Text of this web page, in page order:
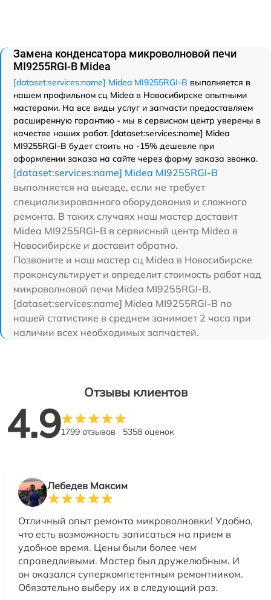
Замена конденсатора микроволновой печи
MI9255RGI-B Midea
[dataset:services:name] Midea MI9255RGI-B выполняется в
нашем профильном сц Midea в Новосибирске опытными
мастерами. На все виды услуг и запчасти предоставляем
расширенную гарантию - мы в сервисном центр уверены в
качестве наших работ. [dataset:services:name] Midea
MI9255RGI-B будет стоить на -15% дешевле при
оформлении заказа на сайте через форму заказа звонка.
[dataset:services:name] Midea MI9255RGI-B
выполняется на выезде, если не требует
специализированного оборудования и сложного
ремонта. В таких случаях наш мастер доставит
Midea MI9255RGI-B в сервисный центр Midea в
Новосибирске и доставит обратно.
Позвоните и наш мастер сц Midea в Новосибирске
проконсультирует и определит стоимость работ над
микроволновой печи Midea MI9255RGI-B.
[dataset:services:name] Midea MI9255RGI-B по
нашей статистике в среднем занимает 2 часа при
наличии всех необходимых запчастей.
Отзывы клиентов
4.91799 отзывов 5358 оценок
Лебедев Максим
Отличный опыт ремонта микроволновки! Удобно,
что есть возможность записаться на прием в
удобное время. Цены были более чем
справедливыми. Мастер был дружелюбным. И
он оказался суперкомпетентным ремонтником.
Обязательно выберу их в следующий раз.